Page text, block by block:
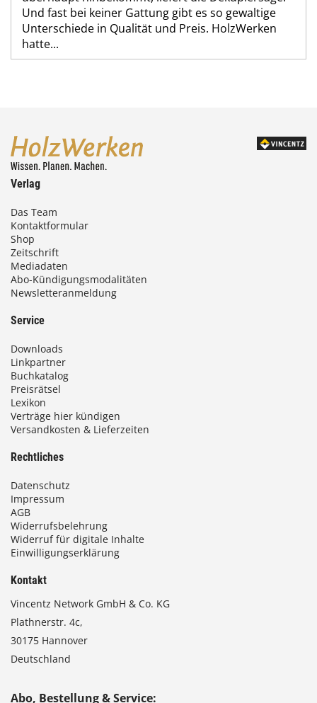
Und fast bei keiner Gattung gibt es so gewaltige
Unterschiede in Qualität und Preis. HolzWerken
hatte...
Verlag
Das Team
Kontaktformular
Shop
Zeitschrift
Mediadaten
Abo-Kündigungsmodalitäten
Newsletteranmeldung
Service
Downloads
Linkpartner
Buchkatalog
Preisrätsel
Lexikon
Verträge hier kündigen
Versandkosten & Lieferzeiten
Rechtliches
Datenschutz
Impressum
AGB
Widerrufsbelehrung
Widerruf für digitale Inhalte
Einwilligungserklärung
Kontakt
Vincentz Network GmbH & Co. KG
Plathnerstr. 4c,
30175 Hannover
Deutschland
Abo, Bestellung & Service: